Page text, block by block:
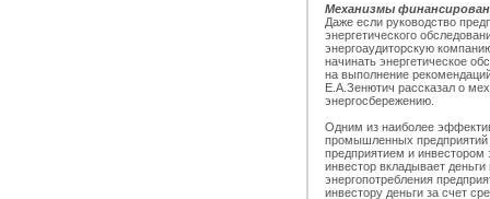
Механизмы
Даже если руководство
энергетического
энергоаудиторскую
начинать энергетическое
на выполнение
Е.А.Зенютич рассказал о
энергосбережению.
Одним из наиболее
промышленных предприятий
предприятием и инвестором
инвестор вкладывает
энергопотребления
инвестору деньги за счет